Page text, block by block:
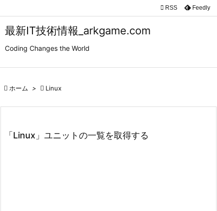
最新IT技術情報_arkgame.com
Coding Changes the World


 RSS Feedly
 ホーム >  Linux
「Linux」ユニットの一覧を取得する